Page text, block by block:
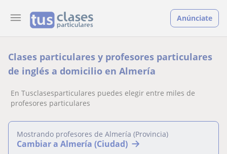
Anúnciate
Clases particulares y profesores particulares
de inglés a domicilio en Almería
En Tusclasesparticulares puedes elegir entre miles de
profesores particulares
Mostrando profesores de Almería (Provincia)
Cambiar a Almería (Ciudad)